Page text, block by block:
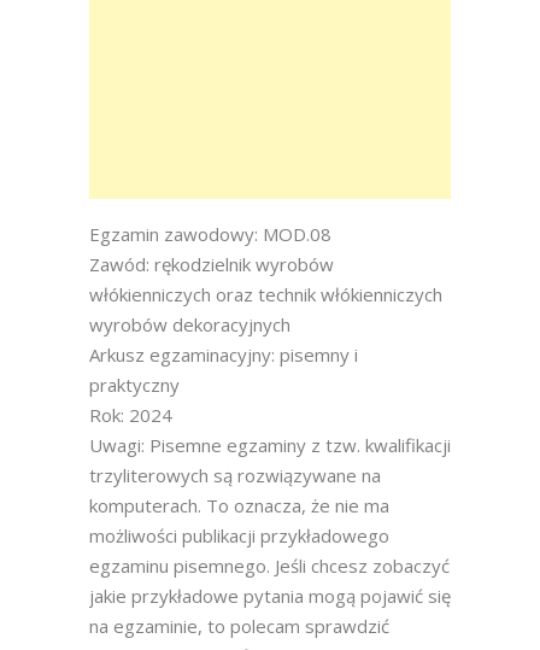
Egzamin zawodowy: MOD.08
Zawód: rękodzielnik wyrobów
włókienniczych oraz technik włókienniczych
wyrobów dekoracyjnych
Arkusz egzaminacyjny: pisemny i
praktyczny
Rok: 2024
Uwagi: Pisemne egzaminy z tzw. kwalifikacji
trzyliterowych są rozwiązywane na
komputerach. To oznacza, że nie ma
możliwości publikacji przykładowego
egzaminu pisemnego. Jeśli chcesz zobaczyć
jakie przykładowe pytania mogą pojawić się
na egzaminie, to polecam sprawdzić